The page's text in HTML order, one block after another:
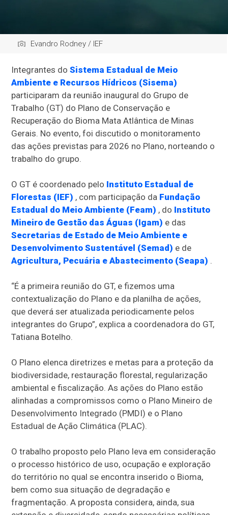
Evandro Rodney / IEF
Integrantes doSistema Estadual de Meio
Ambiente e Recursos Hídricos (Sisema)
participaram da reunião inaugural do Grupo de
Trabalho (GT) do Plano de Conservação e
Recuperação do Bioma Mata Atlântica de Minas
Gerais. No evento, foi discutido o monitoramento
das ações previstas para 2026 no Plano, norteando o
trabalho do grupo.
O GT é coordenado pelo Instituto Estadual de
Florestas (IEF) , com participação da Fundação
Estadual do Meio Ambiente (Feam) , do Instituto
Mineiro de Gestão das Águas (Igam) e das
Secretarias de Estado de Meio Ambiente e
Desenvolvimento Sustentável (Semad) e de
Agricultura, Pecuária e Abastecimento (Seapa) .
“É a primeira reunião do GT, e fizemos uma
contextualização do Plano e da planilha de ações,
que deverá ser atualizada periodicamente pelos
integrantes do Grupo”, explica a coordenadora do GT,
Tatiana Botelho.
O Plano elenca diretrizes e metas para a proteção da
biodiversidade, restauração florestal, regularização
ambiental e fiscalização. As ações do Plano estão
alinhadas a compromissos como o Plano Mineiro de
Desenvolvimento Integrado (PMDI) e o Plano
Estadual de Ação Climática (PLAC).
O trabalho proposto pelo Plano leva em consideração
o processo histórico de uso, ocupação e exploração
do território no qual se encontra inserido o Bioma,
bem como sua situação de degradação e
fragmentação. A proposta considera, ainda, sua